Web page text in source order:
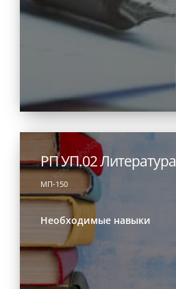
РП УП.02 Литература
МП-150
Необходимые навыки